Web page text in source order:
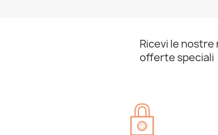
Ricevi le nostre
offerte speciali